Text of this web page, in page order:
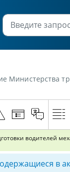
транспорта и
водителей
в